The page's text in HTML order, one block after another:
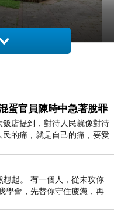
蛋官員陳時中急著脫罪
店提到，對待人民就像對待
民的痛，就是自己的痛，要愛
，實際上根本沒做
起。 有一個人，從未攻你
學會，先替你守住疲憊，再